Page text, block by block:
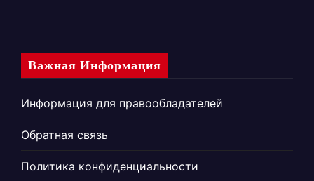
Важная Информация
Информация для правообладателей
Обратная связь
Политика конфиденциальности